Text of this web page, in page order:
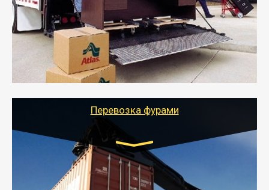
- Служебный или военный переезд может быть на
отдельном авто или догрузом (по меньшей
стоимости).
- Тайгер Логистик подберет автотранспорт, быстро и
качественно организует переезд к новому месту
службы или работы с гарантией сохранности груза и
оформлением документов, подтверждающих
Перевозка фурами
Транспорт:
Еврофура Тент от 5 до 10 тонн
грузоподъемность